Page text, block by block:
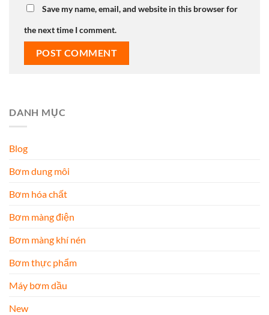
Save my name, email, and website in this browser for
the next time I comment.
DANH MỤC
Blog
Bơm dung môi
Bơm hóa chất
Bơm màng điện
Bơm màng khí nén
Bơm thực phẩm
Máy bơm dầu
New